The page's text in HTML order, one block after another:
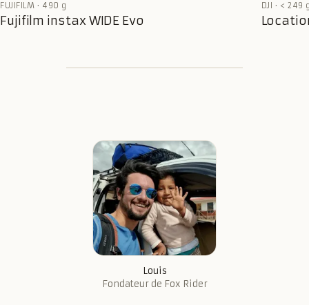
FUJIFILM · 490 g
Fujifilm instax WIDE Evo
DJI · < 249
Louis
Fondateur de Fox Rider